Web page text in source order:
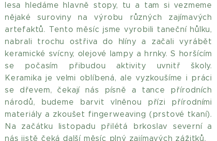
lesa hledáme hlavně stopy, tu a tam si vezmeme
nějaké suroviny na výrobu různých zajímavých
artefaktů. Tento měsíc jsme vyrobili taneční hůlku,
nabrali trochu ostřiva do hlíny a začali vyrábět
keramické svícny, olejové lampy a hrnky. S horšícím
se počasím přibudou aktivity uvnitř školy.
Keramika je velmi oblíbená, ale vyzkoušíme i práci
se dřevem, čekají nás písně a tance přírodních
národů, budeme barvit vlněnou přízi přírodními
materiály a zkoušet fingerweaving (prstové tkaní).
Na začátku listopadu přilétá brkoslav severní a
nás jistě čeká další měsíc plný zajímavých zážitků.